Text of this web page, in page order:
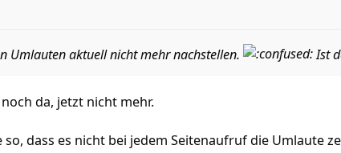
Umlauten aktuell nicht mehr nachstellen. Ist
da, jetzt nicht mehr.
dass es nicht bei jedem Seitenaufruf die Umlaute